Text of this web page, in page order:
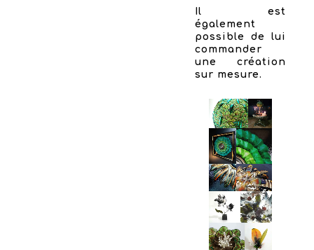
Il est
également
possible de lui
commander
une création
sur mesure.